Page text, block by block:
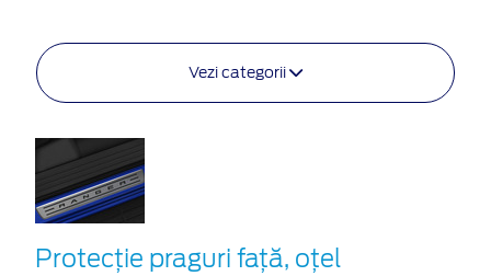
Vezi categorii
Protecţie praguri faţă, oţel